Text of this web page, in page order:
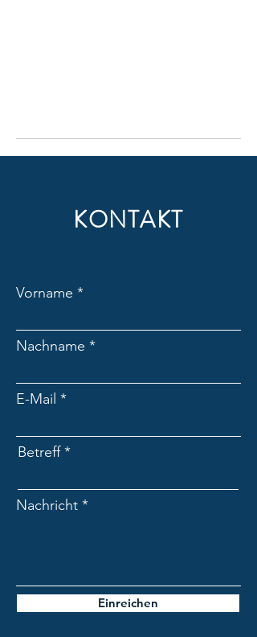
KONTAKT
Vorname
Nachname
E-Mail
Betreff
Nachricht
Einreichen